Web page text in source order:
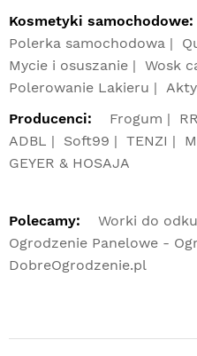
Kosmetyki samochodowe:
Polerka samochodowa
Mycie i osuszanie
Wosk
Polerowanie Lakieru
Producenci:
Frogum
ADBL
Soft99 TENZI
GEYER & HOSAJA
Polecamy:
Worki do
Ogrodzenie Panelowe -
DobreOgrodzenie.pl